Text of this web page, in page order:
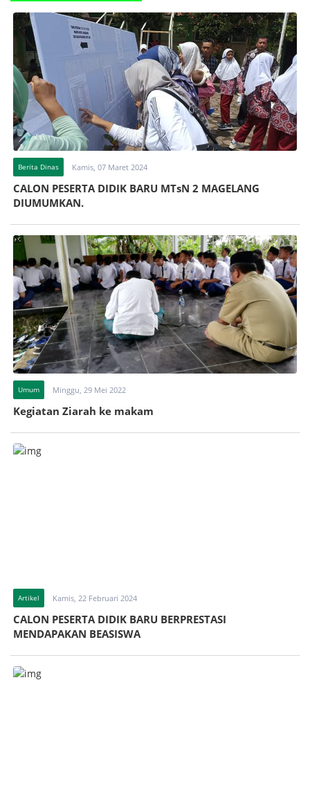
Berita Dinas Kamis, 07 Maret 2024
CALON PESERTA DIDIK BARU MTsN 2 MAGELANG
DIUMUMKAN.
Umum Minggu, 29 Mei 2022
Kegiatan Ziarah ke makam
Artikel Kamis, 22 Februari 2024
CALON PESERTA DIDIK BARU BERPRESTASI
MENDAPAKAN BEASISWA